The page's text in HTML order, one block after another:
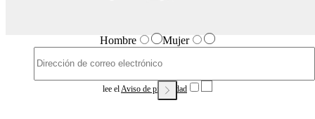
Hombre Mujer
lee elAviso de privacidad